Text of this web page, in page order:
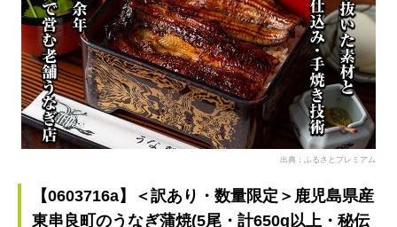
出典：ふるさとプレミアム
【0603716a】＜訳あり・数量限定＞鹿児島県産
東串良町のうなぎ蒲焼(5尾・計650g以上・秘伝